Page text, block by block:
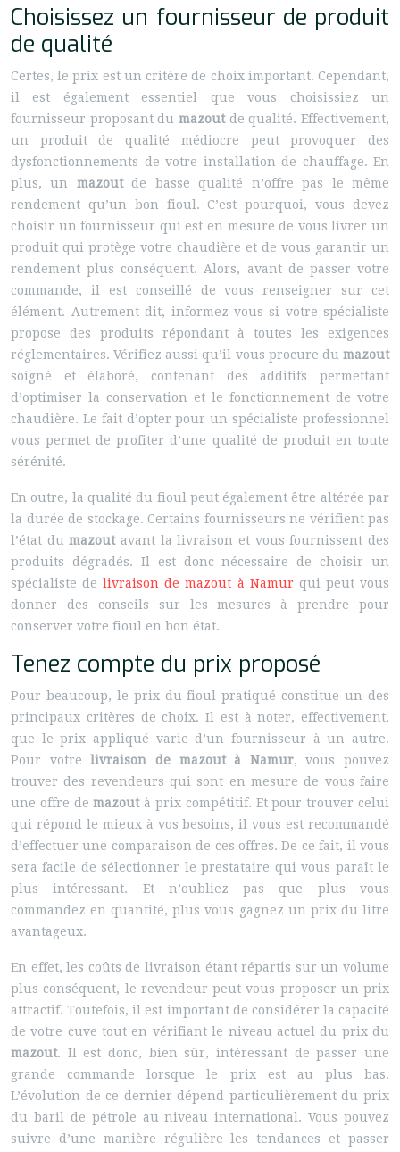
Choisissez un fournisseur de produit
de qualité
Certes, le prix est un critère de choix important. Cependant,
il est également essentiel que vous choisissiez un
fournisseur proposant du mazoutde qualité. Effectivement,
un produit de qualité médiocre peut provoquer des
dysfonctionnements de votre installation de chauffage. En
plus, un mazoutde basse qualité n’offre pas le même
rendement qu’un bon fioul. C’est pourquoi, vous devez
choisir un fournisseur qui est en mesure de vous livrer un
produit qui protège votre chaudière et de vous garantir un
rendement plus conséquent. Alors, avant de passer votre
commande, il est conseillé de vous renseigner sur cet
élément. Autrement dit, informez-vous si votre spécialiste
propose des produits répondant à toutes les exigences
réglementaires. Vérifiez aussi qu’il vous procure du mazout
soigné et élaboré, contenant des additifs permettant
d’optimiser la conservation et le fonctionnement de votre
chaudière. Le fait d’opter pour un spécialiste professionnel
vous permet de profiter d’une qualité de produit en toute
sérénité.
En outre, la qualité du fioul peut également être altérée par
la durée de stockage. Certains fournisseurs ne vérifient pas
l’état dumazoutavant la livraison et vous fournissent des
produits dégradés. Il est donc nécessaire de choisir un
spécialiste delivraison de mazout à Namur qui peut vous
donner des conseils sur les mesures à prendre pour
conserver votre fioul en bon état.
Tenez compte du prix proposé
Pour beaucoup, le prix du fioul pratiqué constitue un des
principaux critères de choix. Il est à noter, effectivement,
que le prix appliqué varie d’un fournisseur à un autre.
Pour votrelivraison de mazout à Namur, vous pouvez
trouver des revendeurs qui sont en mesure de vous faire
une offre demazoutà prix compétitif. Et pour trouver celui
qui répond le mieux à vos besoins, il vous est recommandé
d’effectuer une comparaison de ces offres. De ce fait, il vous
sera facile de sélectionner le prestataire qui vous paraît le
plus intéressant. Et n’oubliez pas que plus vous
commandez en quantité, plus vous gagnez un prix du litre
avantageux.
En effet, les coûts de livraison étant répartis sur un volume
plus conséquent, le revendeur peut vous proposer un prix
attractif. Toutefois, il est important de considérer la capacité
de votre cuve tout en vérifiant le niveau actuel du prix du
mazout. Il est donc, bien sûr, intéressant de passer une
grande commande lorsque le prix est au plus bas.
L’évolution de ce dernier dépend particulièrement du prix
du baril de pétrole au niveau international. Vous pouvez
suivre d’une manière régulière les tendances et passer